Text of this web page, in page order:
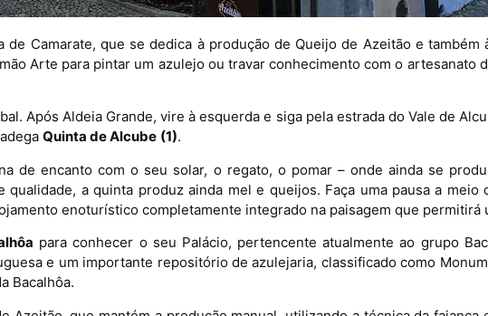
Camarate, que se dedica à produção de Queijo de Azeitão e
Arte para pintar um azulejo ou travar conhecimento com o artesanato
Após Aldeia Grande, vire à esquerda e siga pela estrada do Vale de
Quinta de Alcube (1).
de encanto com o seu solar, o regato, o pomar – onde ainda se
a quinta produz ainda mel e queijos. Faça uma pausa a
enoturístico completamente integrado na paisagem que permitirá
para conhecer o seu Palácio, pertencente atualmente ao grupo
e um importante repositório de azulejaria, classificado como
Bacalhôa.